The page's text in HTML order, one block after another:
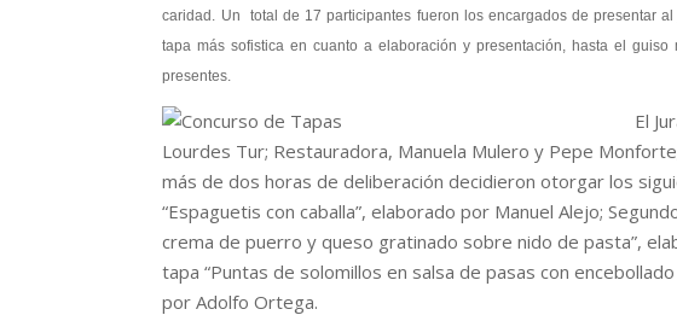
caridad. Un total de 17 participantes fueron los encargados de presentar
tapa más sofistica en cuanto a elaboración y presentación, hasta el
presentes.
El Jurado
Lourdes Tur; Restauradora, Manuela Mulero y Pepe
más de dos horas de deliberación decidieron otorgar los
“Espaguetis con caballa”, elaborado por Manuel Alejo;
crema de puerro y queso gratinado sobre nido de pasta”,
tapa “Puntas de solomillos en salsa de pasas con
por Adolfo Ortega.